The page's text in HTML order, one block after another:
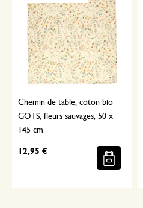
Chemin de table, coton bio
GOTS, fleurs sauvages, 50 x
145 cm
12,95 €